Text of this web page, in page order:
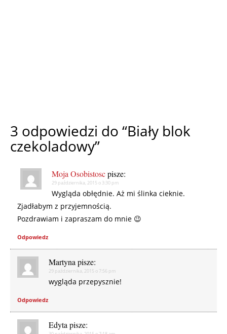
3 odpowiedzi do “Biały blok
czekoladowy”
Moja Osobistoscpisze:
29 października, 2015 o 3:30 pm
Wygląda obłędnie. Aż mi ślinka cieknie.
Zjadłabym z przyjemnością.
Pozdrawiam i zapraszam do mnie 😉
Odpowiedz
Martyna pisze:
29 października, 2015 o 7:56 pm
wygląda przepysznie!
Odpowiedz
Edyta pisze: